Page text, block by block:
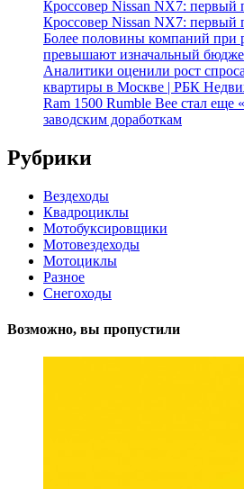
Кроссовер Nissan NX7: первый
Кроссовер Nissan NX7: первый
Более половины компаний при
превышают изначальный
Аналитики оценили рост
квартиры в Москве | РБК
Ram 1500 Rumble Bee стал еще
заводским доработкам
Рубрики
Вездеходы
Квадроциклы
Мотобуксировщики
Мотовездеходы
Мотоциклы
Разное
Снегоходы
Возможно, вы пропустили